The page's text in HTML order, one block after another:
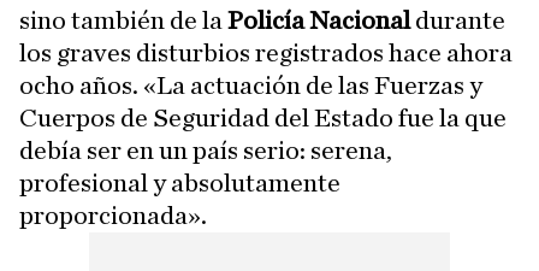
sino también de la Policía Nacionaldurante
los graves disturbios registrados hace ahora
ocho años. «La actuación de las Fuerzas y
Cuerpos de Seguridad del Estado fue la que
debía ser en un país serio: serena,
profesional y absolutamente
proporcionada».